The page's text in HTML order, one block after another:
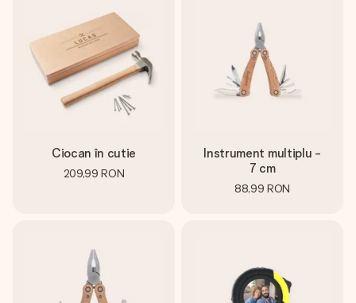
Ciocan în cutie
209,99 RON
Instrument multiplu -
7 cm
88,99 RON